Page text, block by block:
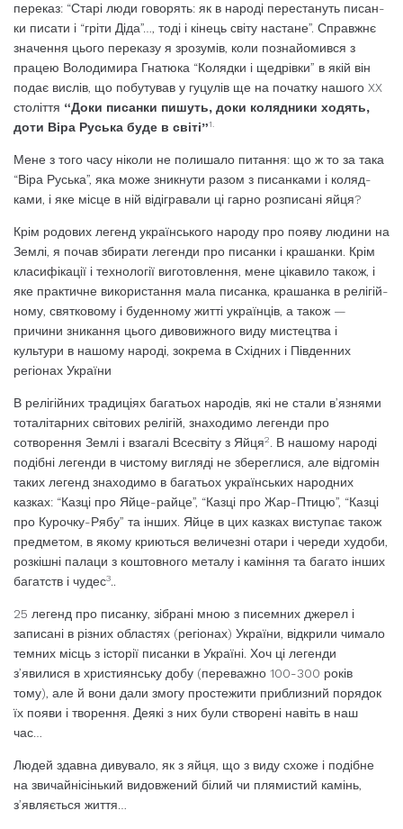
переказ: “Старі лю­ди говорять: як в народі перестануть писан­
ки писати і “гріти Діда”…, тоді і кінець світу настане”. Справжнє
значення цього перека­зу я зрозумів, коли познайомився з
працею Володимира Гнатюка “Колядки і щедрівки” в якій він
подає вислів, що побутував у гуцулів ще на початку нашого XX
століття “Доки писанки пишуть, доки колядники хо­дять,
доти Віра Руська буде в світі”1.
Мене з того часу ніколи не полишало питання: що ж то за така
“Віра Руська”, яка може зникнути разом з писанками і коляд­
ками, і яке місце в ній відігравали ці гарно розписані яйця?
Крім родових легенд українського наро­ду про появу людини на
Землі, я почав зби­рати легенди про писанки і крашанки. Крім
класифікації і технології виготовлення, ме­не цікавило також, і
яке практичне викори­стання мала писанка, крашанка в релігій­
ному, святковому і буденному житті україн­ців, а також —
причини зникання цього ди­вовижного виду мистецтва і
культури в на­шому народі, зокрема в Східних і Півден­них
регіонах України
В релігійних традиціях багатьох народів, які не стали в’язнями
тоталітарних сві­тових релігій, знаходимо легенди про
сотворення Землі і взагалі Всесвіту з Яйця2. В нашому народі
подібні легенди в чистому вигляді не збереглися, але відгомін
таких легенд знаходимо в багатьох українських народних
казках: “Казці про Яйце-райце”, “Казці про Жар-Птицю”, “Казці
про Куроч­ку-Рябу” та інших. Яйце в цих казках виступає також
предметом, в якому криються величезні отари і череди худоби,
розкішні палаци з коштовного металу і каміння та багато інших
багатств і чудес3..
25 легенд про писанку, зібрані мною з писемних джерел і
записані в різних обла­стях (регіонах) України, відкрили чимало
темних місць з історії писанки в Україні. Хоч ці легенди
з’явилися в християнську добу (переваж­но 100-300 ро­ків
тому), але й вони дали змогу просте­жити приблизний порядок
їх появи і творе­ння. Деякі з них були ство­рені навіть в наш
час…
Людей здав­на дивувало, як з яйця, що з виду схоже і подібне
на звичайнісінький видовжений бі­лий чи плямистий камінь,
з’являється життя…